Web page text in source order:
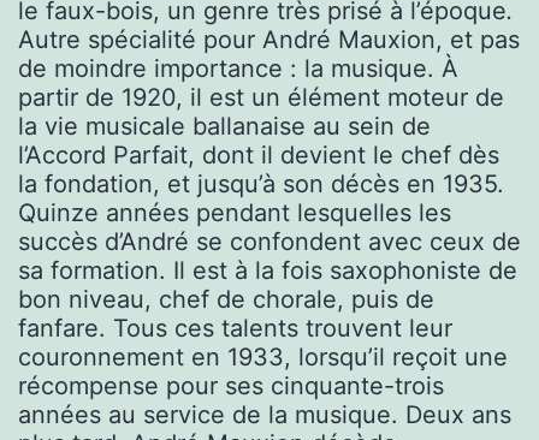
le faux-bois, un genre très prisé à l’époque.
Autre spécialité pour André Mauxion, et pas
de moindre importance : la musique. À
partir de 1920, il est un élément moteur de
la vie musicale ballanaise au sein de
l’Accord Parfait, dont il devient le chef dès
la fondation, et jusqu’à son décès en 1935.
Quinze années pendant lesquelles les
succès d’André se confondent avec ceux de
sa formation. Il est à la fois saxophoniste de
bon niveau, chef de chorale, puis de
fanfare. Tous ces talents trouvent leur
couronnement en 1933, lorsqu’il reçoit une
récompense pour ses cinquante-trois
années au service de la musique. Deux ans